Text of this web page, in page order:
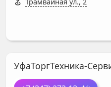
УфаТоргТехника-